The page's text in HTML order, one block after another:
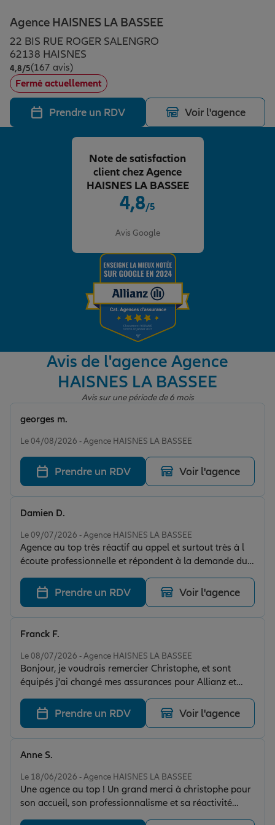
Assurance animal de compagnie
Protection juridique
Plan épargne retraite
Assurance vie
Placements financiers
Investissements immobiliers
Vos projets
Partir en vacances
Déménager
Changer de voiture
Conseil assurance
Assurance auto
Assurance habitation
Garantie des accidents de la vie
Assurance scolaire
Protection juridique
Retraite
Tous nos devis d'assurance
Agence HAISNES LA BASSEE
22 BIS RUE ROGER SALENGRO
62138 HAISNES
4,8/5Note de 4.8 sur 5
(167 avis)
Fermé actuellement
Prendre un RDV Voir l'agence
4,8/5
Avis Google
Note de satisfaction
client chez Agence
HAISNES LA BASSEE
Avis de l'agence Agence
HAISNES LA BASSEE
Avis sur une période de 6 mois
Le 04/08/2026 - Agence HAISNES LA BASSEE
georges m.
Prendre un RDV Voir l'agence
Le 09/07/2026 - Agence HAISNES LA BASSEE
Agence au top très réactif au appel et surtout très à l
écoute professionnelle et répondent à la demande du
client je suis très satisfait de toute l équipe allianz
haines merci pour votre professionnalisme et votre
travail
Damien D.
Prendre un RDV Voir l'agence
Le 08/07/2026 - Agence HAISNES LA BASSEE
Bonjour, je voudrais remercier Christophe, et sont
équipés j'ai changé mes assurances pour Allianz et
franchement pas déçu aussi bien niveau tarifs, ils ai à
l'écoute et joignable rapidement, je recommande pour
vos devis. Encore merci 👍👍
Franck F.
Prendre un RDV Voir l'agence
Le 18/06/2026 - Agence HAISNES LA BASSEE
​Une agence au top ! Un grand merci à christophe pour
son accueil, son professionnalisme et sa réactivité
depuis des annees. Les conseillers sont à l'écoute, et
Anne S.